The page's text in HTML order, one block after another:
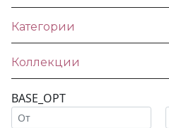
Категории
Коллекции
BASE_OPT